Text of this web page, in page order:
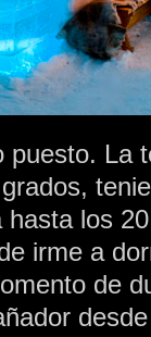
La
los
irme a
de